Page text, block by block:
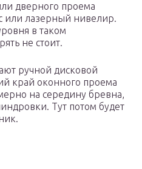
дверного проема
или лазерный нивелир.
в таком
не стоит.
ручной дисковой
край оконного проема
на середину бревна,
Тут потом будет